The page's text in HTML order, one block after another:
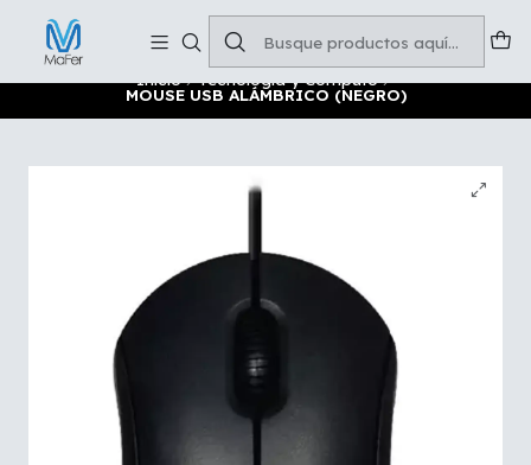
Inicio Tecnología y Cómputo
MOUSE USB ALÁMBRICO (NEGRO)